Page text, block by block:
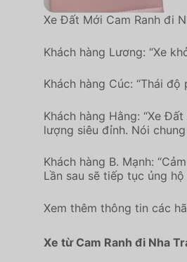
Xe Đất Mới Cam Ranh đi
Khách hàng Lương: “Xe
Khách hàng Cúc: “Thái
Khách hàng Hằng: “Xe
lượng siêu đỉnh. Nói
Khách hàng B. Mạnh:
Lần sau sẽ tiếp tục ủng
Xem thêm thông tin các
Xe từ Cam Ranh đi Nha